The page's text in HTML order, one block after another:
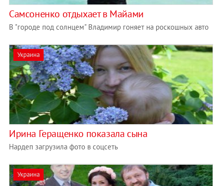
Самсоненко отдыхает в Майами
В "городе под солнцем" Владимир гоняет на роскошных авто
Украина
Ирина Геращенко показала сына
Нардеп загрузила фото в соцсеть
Украина